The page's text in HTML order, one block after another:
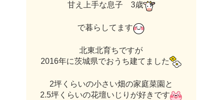
甘え上手な息子 3歳
で暮らしてます
北東北育ちですが
2016年に茨城県でおうち建てました
2坪くらいの小さい畑の家庭菜園と
2.5坪くらいの花壇いじりが好きです